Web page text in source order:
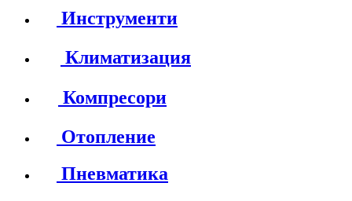
Инструменти
Климатизация
Компресори
Отопление
Пневматика